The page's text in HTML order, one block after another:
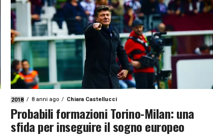
2018 8 anni ago Chiara Castellucci
Probabili formazioni Torino-Milan: una
sfida per inseguire il sogno europeo